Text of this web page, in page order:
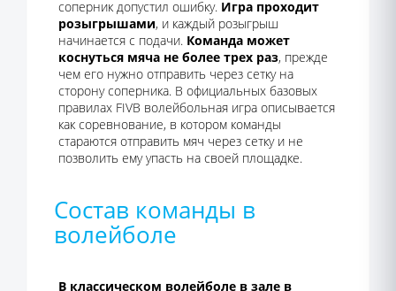
соперник допустил ошибку. Игра проходит
розыгрышами, и каждый розыгрыш
начинается с подачи. Команда может
коснуться мяча не более трех раз, прежде
чем его нужно отправить через сетку на
сторону соперника. В официальных базовых
правилах FIVB волейбольная игра описывается
как соревнование, в котором команды
стараются отправить мяч через сетку и не
позволить ему упасть на своей площадке.
Состав команды в
волейболе
В классическом волейболе в зале в